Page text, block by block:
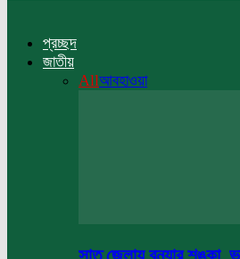
প্রচ্ছদ
জাতীয়
Allআবহাওয়া